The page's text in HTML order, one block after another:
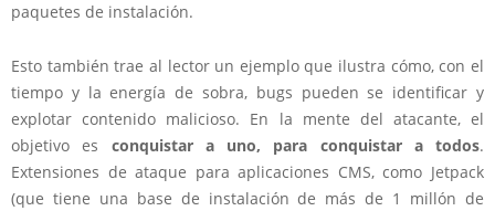
paquetes de instalación.
Esto también trae al lector un ejemplo que ilustra cómo, con el
tiempo y la energía de sobra, bugs pueden se identificar y
explotar contenido malicioso. En la mente del atacante, el
objetivo es conquistar a uno, para conquistar a todos.
Extensiones de ataque para aplicaciones CMS, como Jetpack
(que tiene una base de instalación de más de 1 millón de